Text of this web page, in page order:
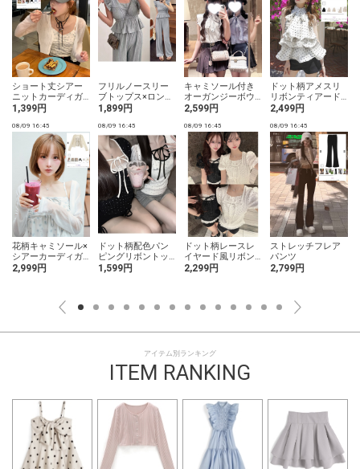
ショート丈シアー
ニットカーディガ
ン1,399円
フリルノースリー
ブトップス×ロング
パンツセットアッ
1,899円
キャミソール付き
オーガンジーボウ
タイフリルブラウ
2,599円
ドット柄アメスリ
リボンティアード
ウェーブフリルブ
2,499円
08/09 16:45
花柄キャミソール×
シアーカーディガ
ンアンサンブル
2,999円
08/09 16:45
ドット柄配色パン
ピングリボントッ
プス
1,599円
08/09 16:45
ドット柄レースレ
イヤード風リボン
トップス
2,299円
08/09 16:45
ストレッチフレア
パンツ
2,799円
アイテム別ランキング
ITEM RANKING